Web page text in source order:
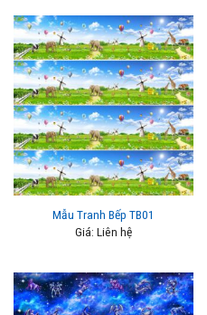
Mẫu Tranh Bếp TB01
Giá: Liên hệ